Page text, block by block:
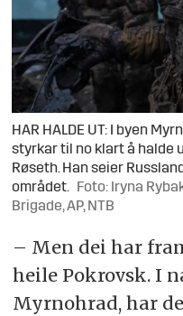
HAR HALDE UT: I byen
styrkar til no klart å halde
Røseth. Han seier
området.
Foto: Iryna
Brigade, AP, NTB
– Men dei har
heile Pokrovsk. I
Myrnohrad, har